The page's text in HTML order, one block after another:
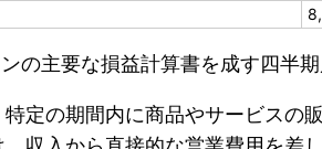
の主要な損益計算書を成す四半
定の期間内に商品やサービスの